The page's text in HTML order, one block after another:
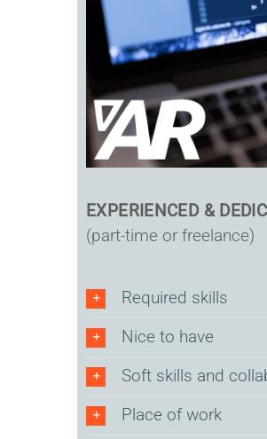
EXPERIENCED &
(part-time or freelance)
Required skills
Nice to have
Soft skills and
Place of work